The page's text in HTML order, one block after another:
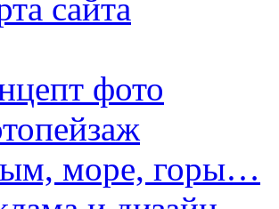
сайта
фото
море, горы…